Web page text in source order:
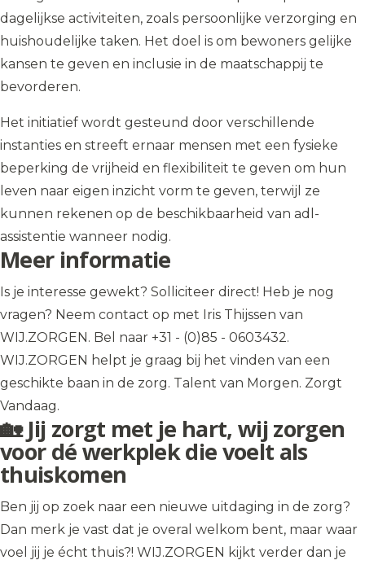
dagelijkse activiteiten, zoals persoonlijke verzorging en
huishoudelijke taken. Het doel is om bewoners gelijke
kansen te geven en inclusie in de maatschappij te
bevorderen.
Het initiatief wordt gesteund door verschillende
instanties en streeft ernaar mensen met een fysieke
beperking de vrijheid en flexibiliteit te geven om hun
leven naar eigen inzicht vorm te geven, terwijl ze
kunnen rekenen op de beschikbaarheid van adl-
assistentie wanneer nodig.
Meer informatie
Is je interesse gewekt? Solliciteer direct! Heb je nog
vragen? Neem contact op met Iris Thijssen van
WIJ.ZORGEN. Bel naar +31 - (0)85 - 0603432.
WIJ.ZORGEN helpt je graag bij het vinden van een
geschikte baan in de zorg. Talent van Morgen. Zorgt
Vandaag.
🏡 Jij zorgt met je hart, wij zorgen
voor dé werkplek die voelt als
thuiskomen
Ben jij op zoek naar een nieuwe uitdaging in de zorg?
Dan merk je vast dat je overal welkom bent, maar waar
voel jij je écht thuis?! WIJ.ZORGEN kijkt verder dan je